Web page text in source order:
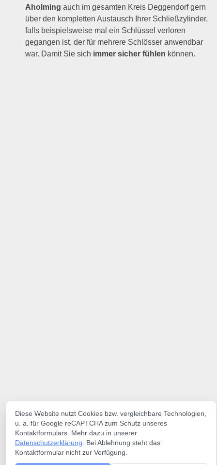
Aholming auch im gesamten Kreis Deggendorf gern
über den kompletten Austausch Ihrer Schließzylinder,
falls beispielsweise mal ein Schlüssel verloren
gegangen ist, der für mehrere Schlösser anwendbar
war. Damit Sie sich immer sicher fühlen können.
Diese Website nutzt Cookies bzw. vergleichbare Technologien,
u. a. für Google reCAPTCHA zum Schutz unseres
Kontaktformulars. Mehr dazu in unserer
Datenschutzerklärung . Bei Ablehnung steht das
Kontaktformular nicht zur Verfügung.